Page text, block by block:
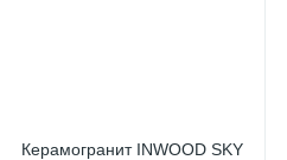
Керамогранит INWOOD SKY